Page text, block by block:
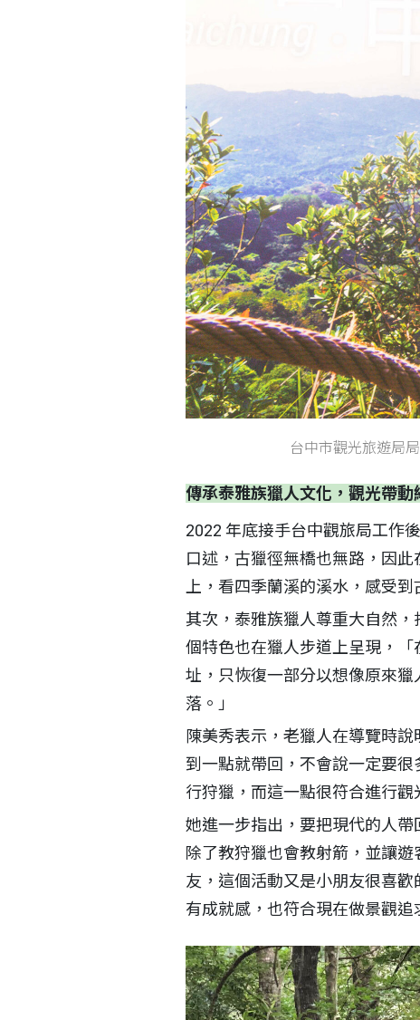
台中市觀光旅遊局
傳承泰雅族獵人文化，觀光帶動
2022 年底接手台中觀旅局工作
口述，古獵徑無橋也無路，因
上，看四季蘭溪的溪水，感受
其次，泰雅族獵人尊重大自然
個特色也在獵人步道上呈現，
址，只恢復一部分以想像原來
落。」
陳美秀表示，老獵人在導覽時
到一點就帶回，不會說一定要
行狩獵，而這一點很符合進行觀
她進一步指出，要把現代的人
除了教狩獵也會教射箭，並讓
友，這個活動又是小朋友很喜
有成就感，也符合現在做景觀追